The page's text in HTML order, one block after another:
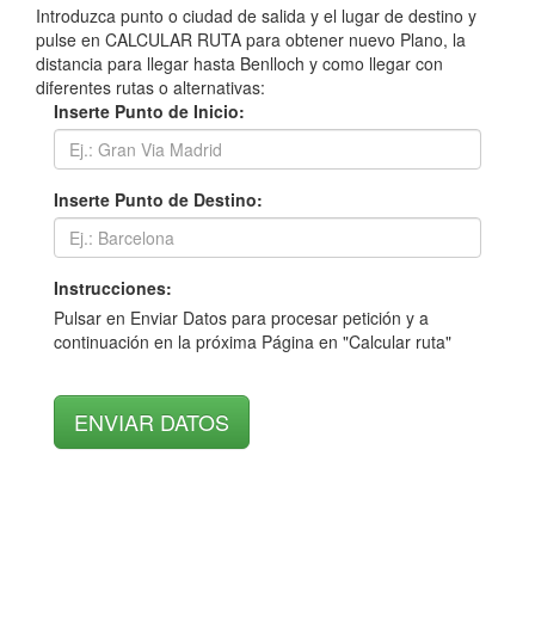
Introduzca punto o ciudad de salida y el lugar de destino y
pulse en CALCULAR RUTA para obtener nuevo Plano, la
distancia para llegar hasta Benlloch y como llegar con
diferentes rutas o alternativas:
Inserte Punto de Inicio:
Inserte Punto de Destino:
Instrucciones:
Pulsar en Enviar Datos para procesar petición y a
continuación en la próxima Página en "Calcular ruta"